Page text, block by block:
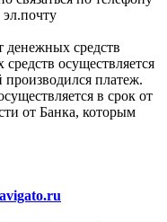
денежных средств
осуществляется
производился платеж.
в срок от
от Банка, которым